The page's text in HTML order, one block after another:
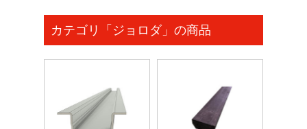
カテゴリ「ジョロダ」の商品